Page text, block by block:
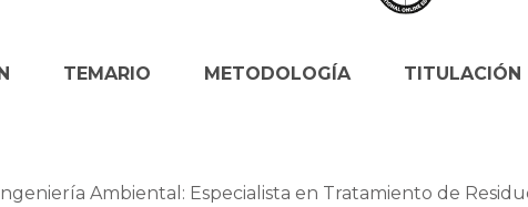
Ambiental: Especialista en Tratamiento de
TEMARIO METODOLOGÍA TITULACIÓN